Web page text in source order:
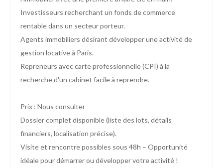
Investisseurs recherchant un fonds de commerce
rentable dans un secteur porteur.
Agents immobiliers désirant développer une activité de
gestion locative à Paris.
Repreneurs avec carte professionnelle (CPI) à la
recherche d'un cabinet facile à reprendre.
Prix : Nous consulter
Dossier complet disponible (liste des lots, détails
financiers, localisation précise).
Visite et rencontre possibles sous 48h – Opportunité
idéale pour démarrer ou développer votre activité !